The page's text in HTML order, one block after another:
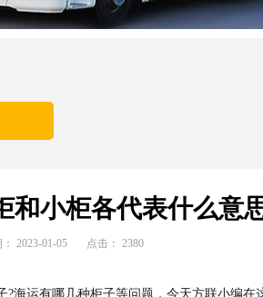
和小柜各代表什么意
2023-01-05 点击： 2380
海运有哪几种柜子等问题，今天方联小编